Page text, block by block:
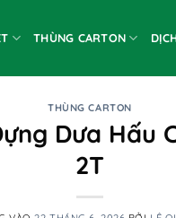
THÙNG CARTON
THÙNG CARTON
Dưa Hấu
2T